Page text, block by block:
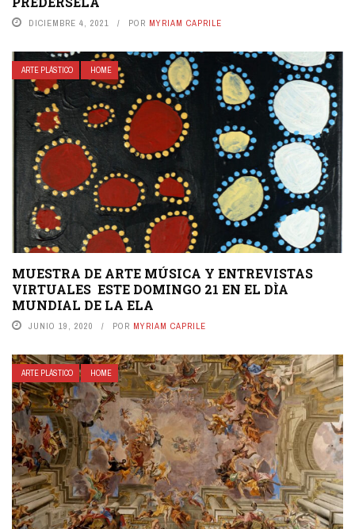
DICIEMBRE 4, 2021 POR MYRIAM CAPRILE
ARTE PLÁSTICO HOME
MUESTRA DE ARTE MÚSICA Y ENTREVISTAS
VIRTUALES ESTE DOMINGO 21 EN EL DÌA
MUNDIAL DE LA ELA
JUNIO 19, 2020 POR MYRIAM CAPRILE
ARTE PLÁSTICO HOME